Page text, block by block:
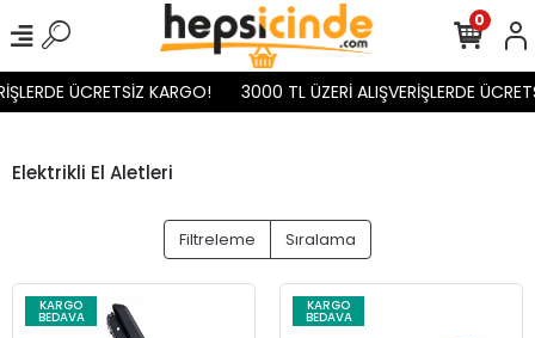
ÜCRETSİZ KARGO! 3000 TL ÜZERİ ALIŞVERİŞLERDE
0
Elektrikli El Aletleri
Filtreleme Sıralama
KARGO
BEDAVA
KARGO
BEDAVA